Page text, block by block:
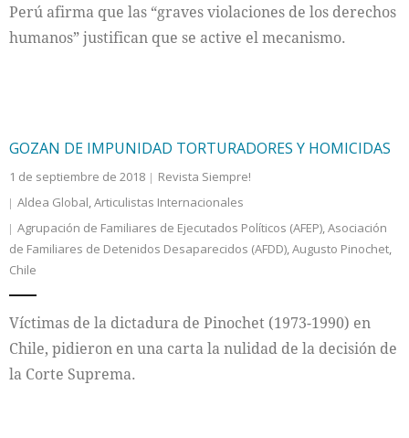
Perú afirma que las “graves violaciones de los derechos
humanos” justifican que se active el mecanismo.
GOZAN DE IMPUNIDAD TORTURADORES Y HOMICIDAS
1 de septiembre de 2018
Revista Siempre!
Aldea Global,Articulistas Internacionales
Agrupación de Familiares de Ejecutados Políticos (AFEP),Asociación
de Familiares de Detenidos Desaparecidos (AFDD),Augusto Pinochet,
Chile
Víctimas de la dictadura de Pinochet (1973-1990) en
Chile, pidieron en una carta la nulidad de la decisión de
la Corte Suprema.